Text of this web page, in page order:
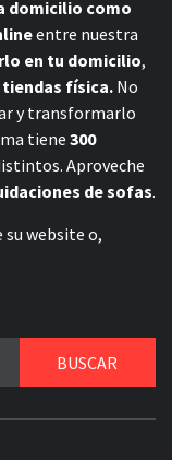
domicilio como
entre nuestra
en tu domicilio,
física. No
y transformarlo
tiene 300
Aproveche
de sofas.
website o,